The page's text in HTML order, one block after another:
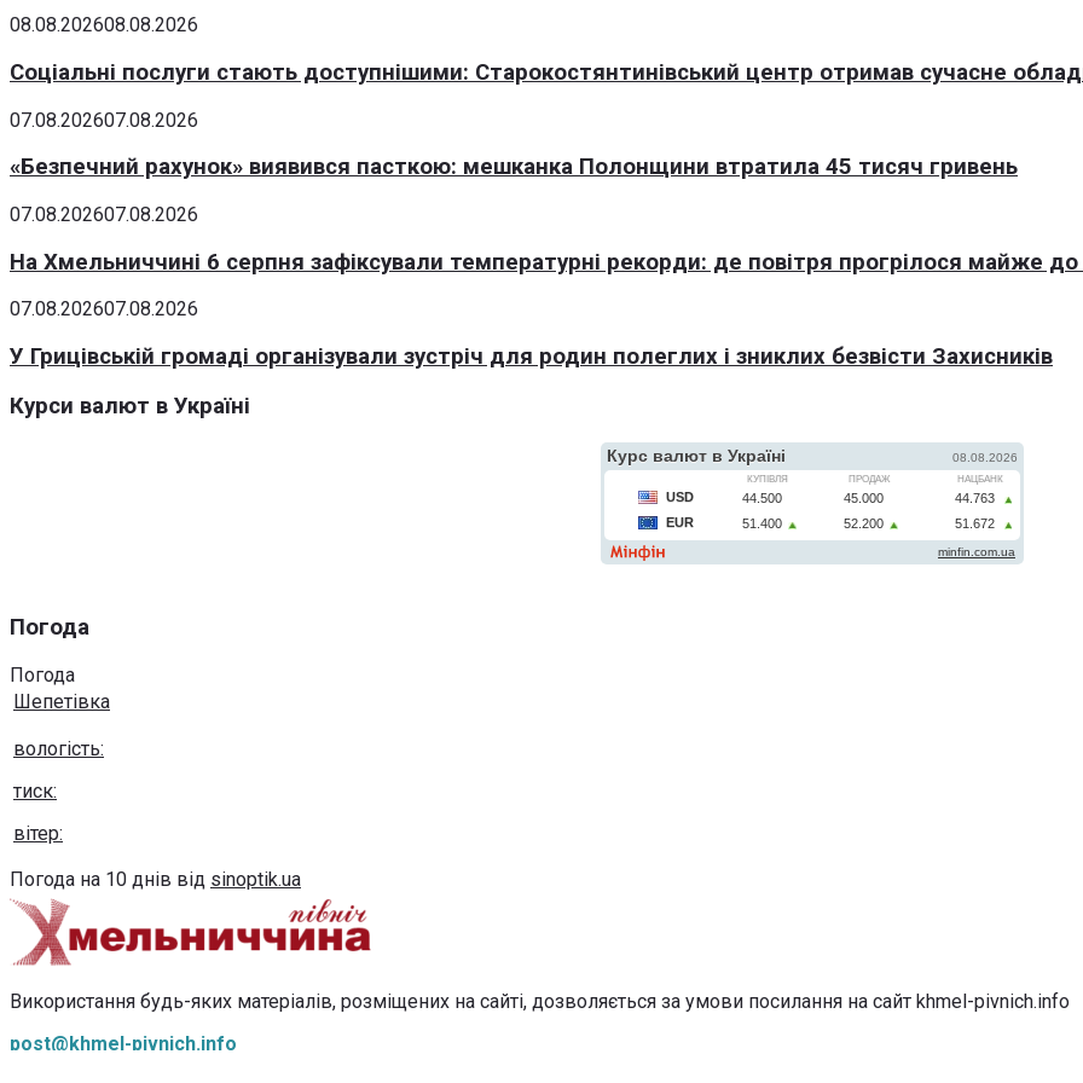
08.08.202608.08.2026
Соціальні послуги стають доступнішими: Старокостянтинівський центр отримав сучасне
07.08.202607.08.2026
«Безпечний рахунок» виявився пасткою: мешканка Полонщини втратила 45 тисяч гривень
07.08.202607.08.2026
На Хмельниччині 6 серпня зафіксували температурні рекорди: де повітря прогрілося майже до
07.08.202607.08.2026
У Грицівській громаді організували зустріч для родин полеглих і зниклих безвісти Захисників
Курси валют в Україні
Погода
Погода
Шепетівка
вологість:
тиск:
вітер:
Погода на 10 днів від sinoptik.ua
Використання будь-яких матеріалів, розміщених на сайті, дозволяється за умови посилання на сайт khmel-pivnich.info
post@khmel-pivnich.info